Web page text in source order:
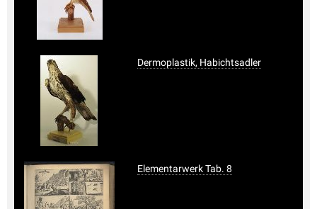
Dermoplastik, Habichtsadler
Elementarwerk Tab. 8